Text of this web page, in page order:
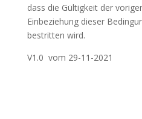
dass die Gültigkeit der
Einbeziehung dieser
bestritten wird.
V1.0 vom 29-11-2021